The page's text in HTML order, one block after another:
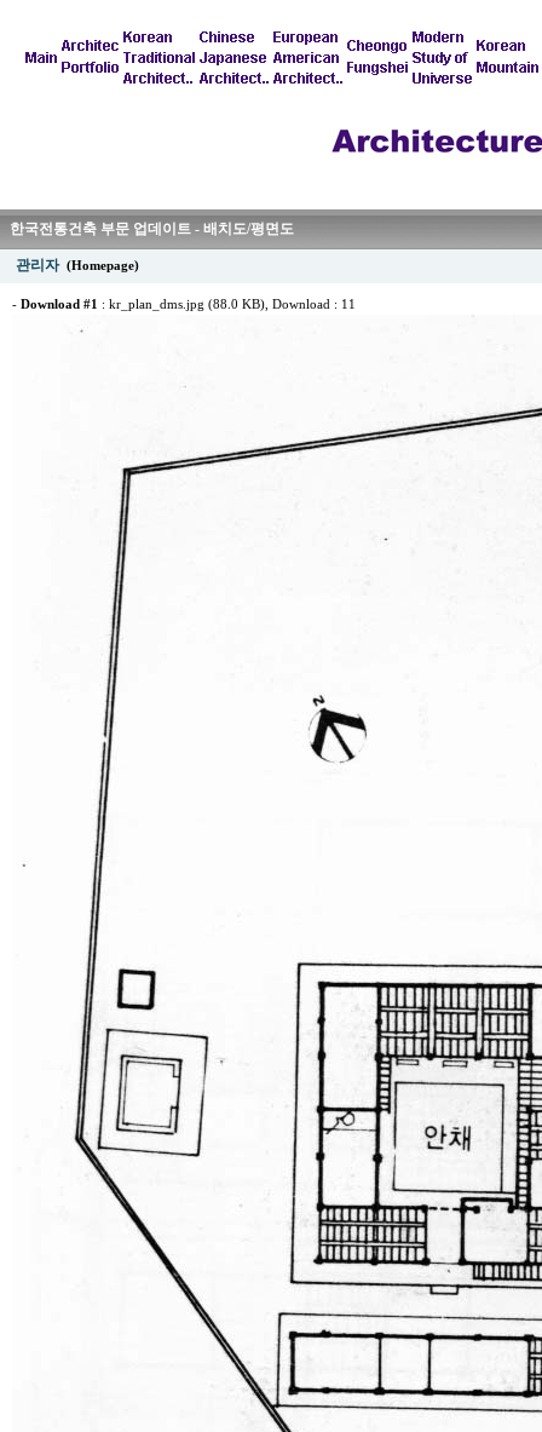
한국전통건축 부문 업데이트 - 배치도/평면도
관리자 (Homepage)
- Download #1 : kr_plan_dms.jpg (88.0 KB) , Download : 11